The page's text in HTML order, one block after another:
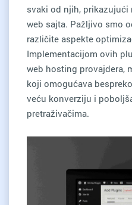
svaki od njih,
web sajta. Pažljivo smo
različite aspekte
Implementacijom ovih
web hosting provajdera,
koji omogućava
veću konverziju i
pretraživačima.